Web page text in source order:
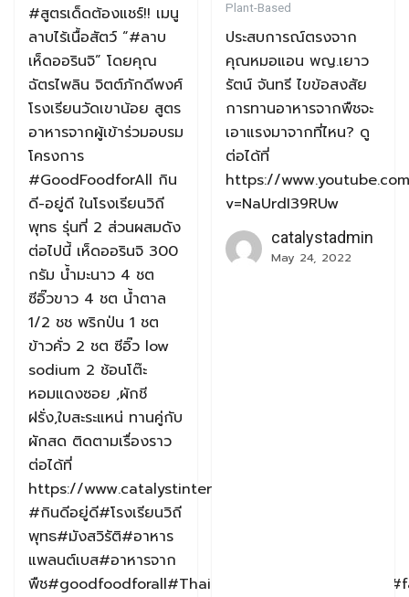
#สูตรเด็ดต้องแชร์!! เมนู
ลาบไร้เนื้อสัตว์ “#ลาบ
เห็ดออรินจิ” โดยคุณ
ฉัตรไพลิน จิตต์ภักดีพงศ์
โรงเรียนวัดเขาน้อย สูตร
อาหารจากผู้เข้าร่วมอบรม
โครงการ
#GoodFoodforAll กิน
ดี-อยู่ดี ในโรงเรียนวิถี
พุทธ รุ่นที่ 2 ส่วนผสมดัง
ต่อไปนี้ เห็ดออรินจิ 300
กรัม น้ำมะนาว 4 ชต
ซีอิ๊วขาว 4 ชต น้ำตาล
1/2 ชช พริกป่น 1 ชต
ข้าวคั่ว 2 ชต ซีอิ๊ว low
sodium 2 ช้อนโต๊ะ
หอมแดงซอย ,ผักชี
ฝรั่ง,ใบสะระแหน่ ทานคู่กับ
ผักสด ติดตามเรื่องราว
ต่อได้ที่
https://www.catalystintercorp.com/
#กินดีอยู่ดี#โรงเรียนวิถี
พุทธ#มังสวิรัติ#อาหาร
แพลนต์เบส#อาหารจาก
พืช
Plant-Based
ประสบการณ์ตรงจาก
คุณหมอแอน พญ.เยาว
รัตน์ จันทรี ไขข้อสงสัย
การทานอาหารจากพืชจะ
เอาแรงมาจากที่ไหน? ดู
ต่อได้ที่
https://
v=NaUrdI39RUw
catalystadmin
May 24, 2022